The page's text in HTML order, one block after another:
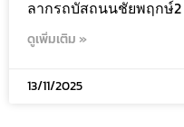
ลากรถบัสถนนชัยพฤกษ์
ดูเพิ่มเติม »
13/11/2025